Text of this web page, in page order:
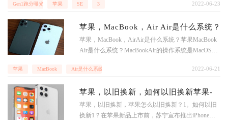
买的多。如果预算充足，建议买苹果13。当然，目前
如买苹果12min
Gen1跑分曝光 苹果 SE 3 2022-06-23
苹果，MacBook，Air Air是什么系统？
苹果，MacBook，AirAir是什么系统？苹果MacBook
Air是什么系统？MacBookAir的操作系统是MacOSMo
一般情况下不能安装在普通PC上的
苹果 MacBook Air是什么系统啊？ 2022-06-21
苹果，以旧换新，如何以旧换新苹果-
苹果，以旧换新，苹果怎么以旧换新？1。如何以旧
换新1？在苹果新品上市前，苏宁宣布推出iPhone